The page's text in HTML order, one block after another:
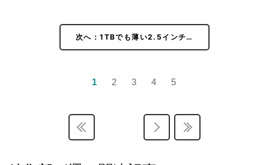
次へ：1TBでも薄い2.5インチ…
1 2 3 4 5